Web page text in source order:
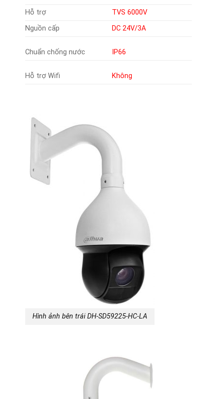
Hỗ trợ
TVS 6000V
Nguồn cấp
DC 24V/3A
Chuẩn chống nước IP66
Hỗ trợ Wifi Không
Hình ảnh bên trái DH-SD59225-HC-LA